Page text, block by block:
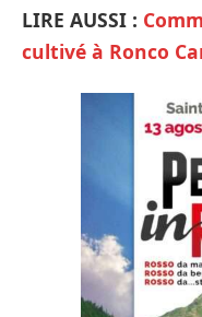
LIRE AUSSI :
cultivé à Ronco